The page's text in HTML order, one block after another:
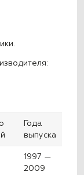
Года
выпуска
1997 —
2009